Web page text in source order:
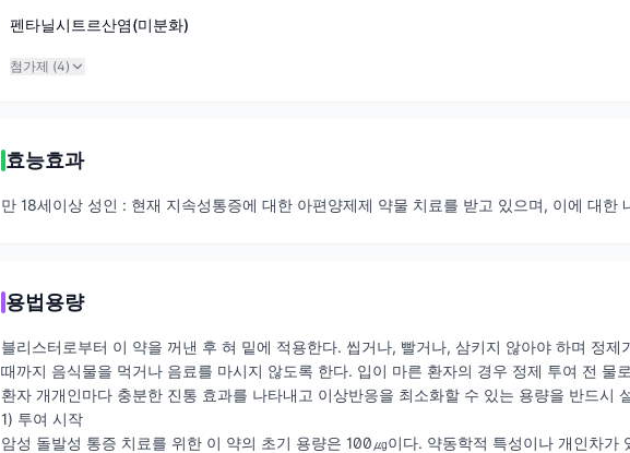
펜타닐시트르산염(미분화)
첨가제 (4)
효능효과
만 18세이상 성인 : 현재 지속성통증에 대한 아편양제제 약물 치료를 받고 있으며, 이에 대한
용법용량
블리스터로부터 이 약을 꺼낸 후 혀 밑에 적용한다. 씹거나, 빨거나, 삼키지 않아야 하며 정
때까지 음식물을 먹거나 음료를 마시지 않도록 한다. 입이 마른 환자의 경우 정제 투여 전 물
환자 개개인마다 충분한 진통 효과를 나타내고 이상반응을 최소화할 수 있는 용량을 반드시
1) 투여 시작
암성 돌발성 통증 치료를 위한 이 약의 초기 용량은 100㎍이다. 약동학적 특성이나 개인차